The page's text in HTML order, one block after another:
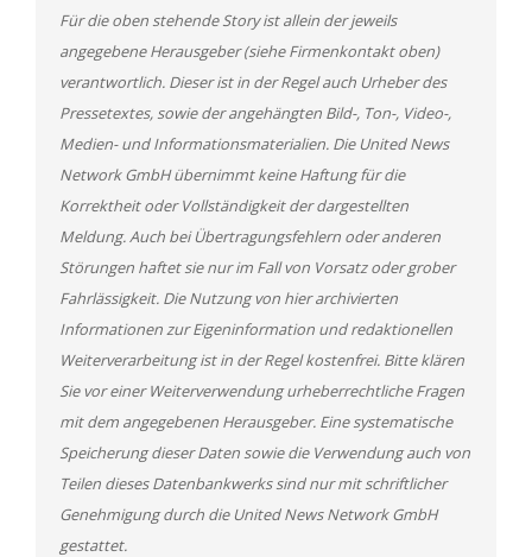
Für die oben stehende Story ist allein der jeweils
angegebene Herausgeber (siehe Firmenkontakt oben)
verantwortlich. Dieser ist in der Regel auch Urheber des
Pressetextes, sowie der angehängten Bild-, Ton-, Video-,
Medien- und Informationsmaterialien. Die United News
Network GmbH übernimmt keine Haftung für die
Korrektheit oder Vollständigkeit der dargestellten
Meldung. Auch bei Übertragungsfehlern oder anderen
Störungen haftet sie nur im Fall von Vorsatz oder grober
Fahrlässigkeit. Die Nutzung von hier archivierten
Informationen zur Eigeninformation und redaktionellen
Weiterverarbeitung ist in der Regel kostenfrei. Bitte klären
Sie vor einer Weiterverwendung urheberrechtliche Fragen
mit dem angegebenen Herausgeber. Eine systematische
Speicherung dieser Daten sowie die Verwendung auch von
Teilen dieses Datenbankwerks sind nur mit schriftlicher
Genehmigung durch die United News Network GmbH
gestattet.